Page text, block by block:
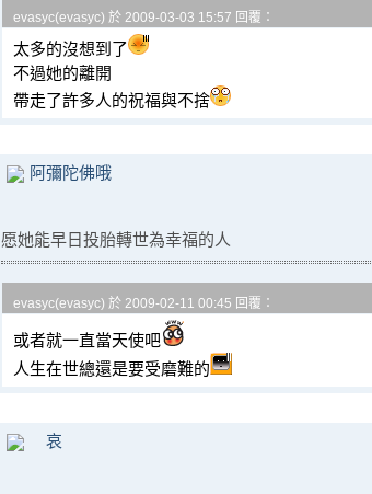
evasyc(evasyc) 於 2009-03-03 15:57 回覆：
太多的沒想到了
不過她的離開
帶走了許多人的祝福與不捨
阿彌陀佛哦
愿她能早日投胎轉世為幸福的人
evasyc(evasyc) 於 2009-02-11 00:45 回覆：
或者就一直當天使吧
人生在世總還是要受磨難的
哀